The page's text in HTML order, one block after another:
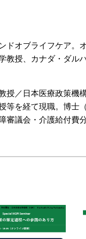
オブライフケア。
教授、カナダ・ダ
授／日本医療政策機構
等を経て現職。博
議会・介護給付費